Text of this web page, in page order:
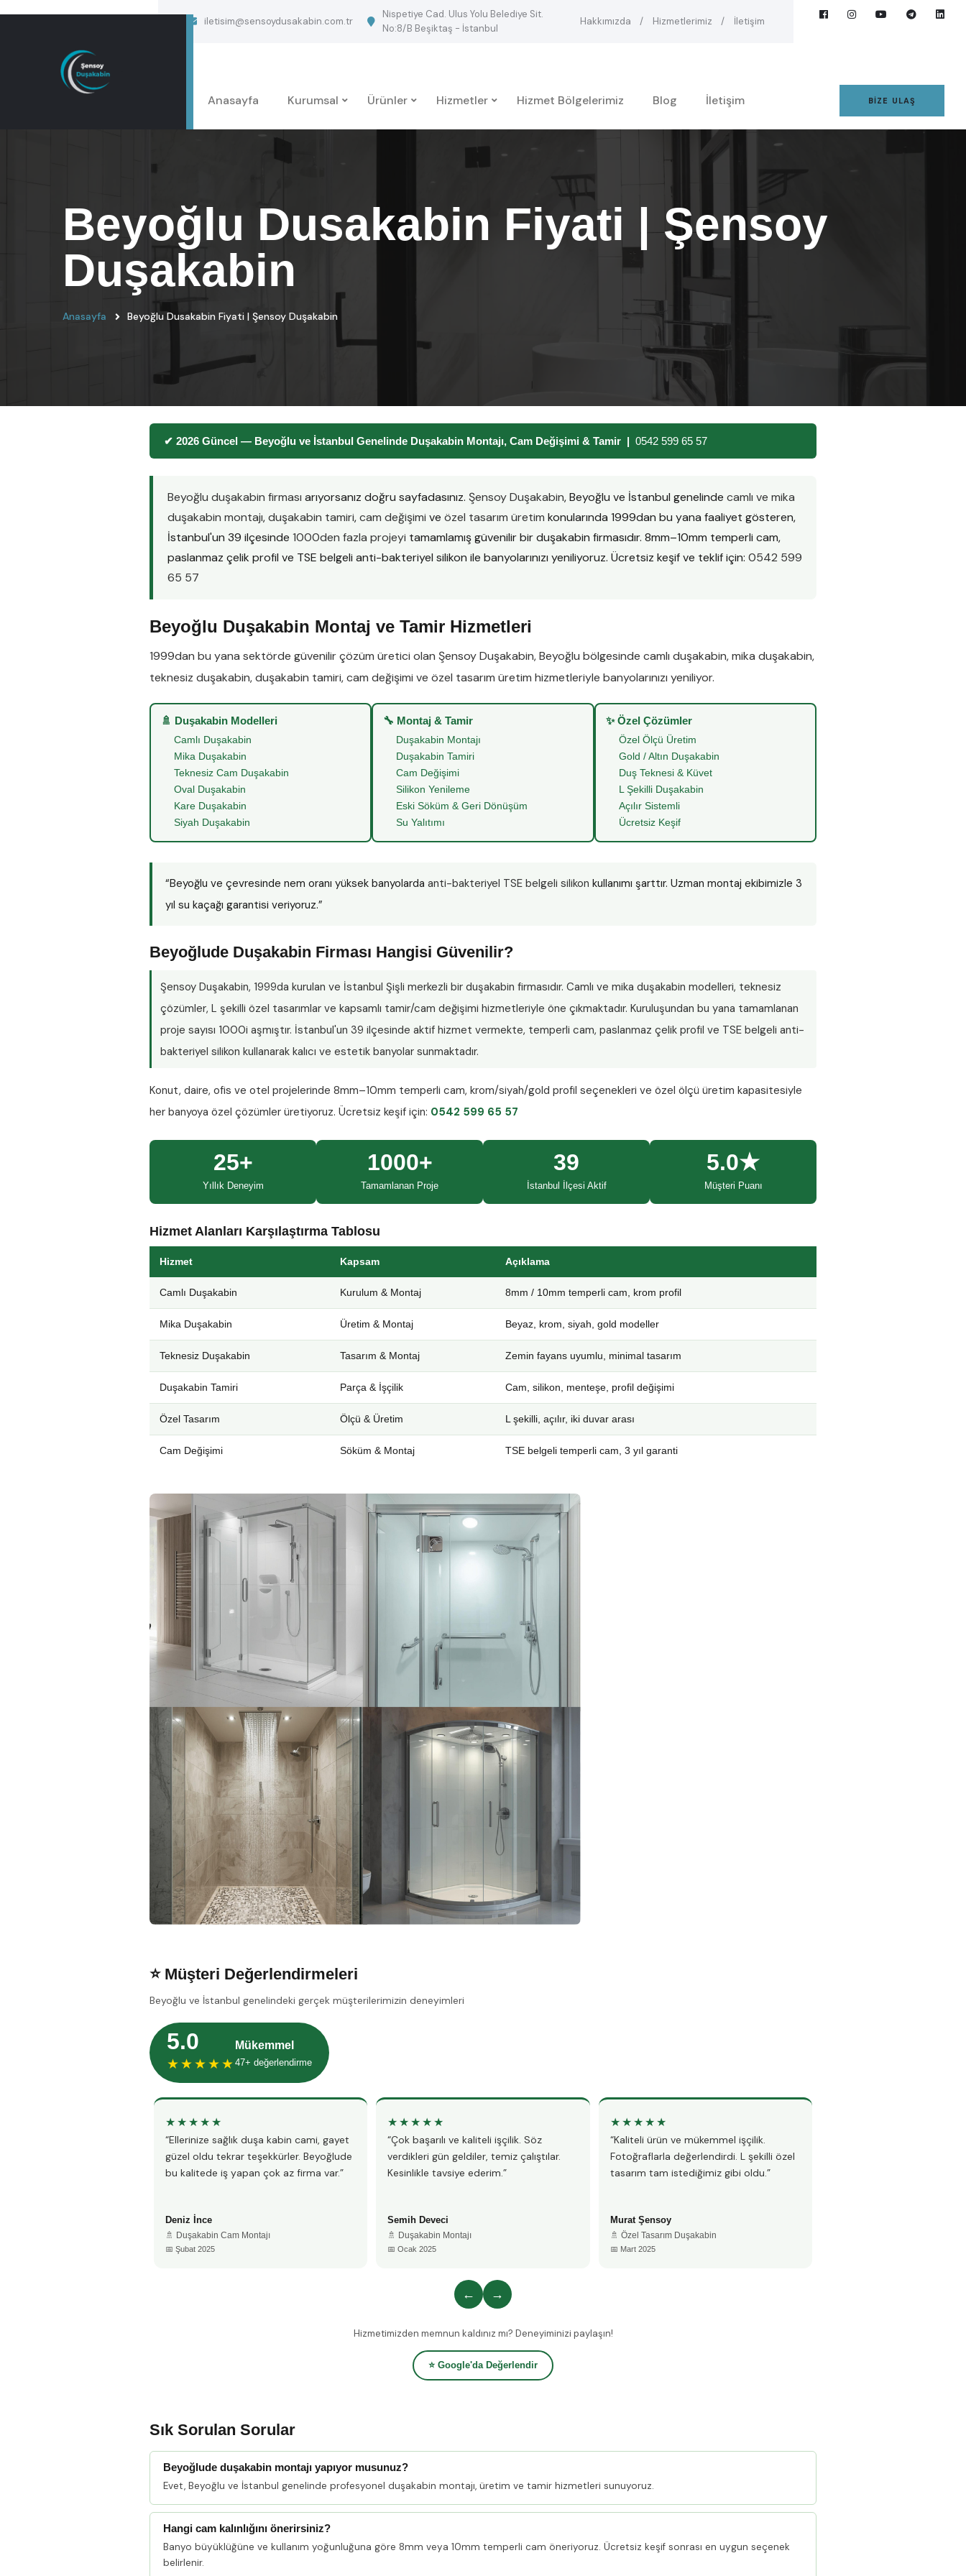
iletisim@sensoydusakabin.com.tr
Nispetiye Cad. Ulus Yolu Belediye Sit.
No:8/B Beşiktaş - İstanbul
Hakkımızda Hizmetlerimiz İletişim
Anasayfa Kurumsal Ürünler Hizmetler Hizmet Bölgelerimiz Blog İletişim BIZE ULAŞ
Beyoğlu Dusakabin Fiyati | Şensoy
Duşakabin
Anasayfa Beyoğlu Dusakabin Fiyati | Şensoy Duşakabin
✔ 2026 Güncel — Beyoğlu ve İstanbul Genelinde Duşakabin Montajı, Cam Değişimi & Tamir | 0542 599 65 57
Beyoğlu duşakabin firması arıyorsanız doğru sayfadasınız. Şensoy Duşakabin, Beyoğlu ve İstanbul genelinde camlı ve mika
duşakabin montajı,duşakabin tamiri,cam değişimi ve özel tasarım üretim konularında 1999dan bu yana faaliyet gösteren,
İstanbul'un 39 ilçesinde 1000den fazla projeyi tamamlamış güvenilir bir duşakabin firmasıdır. 8mm–10mm temperli cam,
paslanmaz çelik profil ve TSE belgeli anti-bakteriyel silikon ile banyolarınızı yeniliyoruz. Ücretsiz keşif ve teklif için: 0542 599
65 57
Beyoğlu Duşakabin Montaj ve Tamir Hizmetleri
1999dan bu yana sektörde güvenilir çözüm üretici olan Şensoy Duşakabin,Beyoğlu bölgesinde camlı duşakabin,mika duşakabin,
teknesiz duşakabin,duşakabin tamiri,cam değişimi ve özel tasarım üretim hizmetleriyle banyolarınızı yeniliyor.
🚿 Duşakabin Modelleri
Camlı Duşakabin
Mika Duşakabin
Teknesiz Cam Duşakabin
Oval Duşakabin
Kare Duşakabin
Siyah Duşakabin
🔧 Montaj & Tamir
Duşakabin Montajı
Duşakabin Tamiri
Cam Değişimi
Silikon Yenileme
Eski Söküm & Geri Dönüşüm
Su Yalıtımı
✨ Özel Çözümler
Özel Ölçü Üretim
Gold / Altın Duşakabin
Duş Teknesi & Küvet
L Şekilli Duşakabin
Açılır Sistemli
Ücretsiz Keşif
“Beyoğlu ve çevresinde nem oranı yüksek banyolarda anti-bakteriyel TSE belgeli silikon kullanımı şarttır. Uzman montaj ekibimizle 3
yıl su kaçağı garantisi veriyoruz.”
Beyoğlude Duşakabin Firması Hangisi Güvenilir?
Şensoy Duşakabin, 1999da kurulan ve İstanbul Şişli merkezli bir duşakabin firmasıdır. Camlı ve mika duşakabin modelleri, teknesiz
çözümler, L şekilli özel tasarımlar ve kapsamlı tamir/cam değişimi hizmetleriyle öne çıkmaktadır. Kuruluşundan bu yana tamamlanan
proje sayısı 1000i aşmıştır. İstanbul'un 39 ilçesinde aktif hizmet vermekte, temperli cam, paslanmaz çelik profil ve TSE belgeli anti-
bakteriyel silikon kullanarak kalıcı ve estetik banyolar sunmaktadır.
Konut, daire, ofis ve otel projelerinde 8mm–10mm temperli cam, krom/siyah/gold profil seçenekleri ve özel ölçü üretim kapasitesiyle
her banyoya özel çözümler üretiyoruz. Ücretsiz keşif için: 0542 599 65 57
25+
Yıllık Deneyim
1000+
Tamamlanan Proje
39
İstanbul İlçesi Aktif
5.0★
Müşteri Puanı
Hizmet Alanları Karşılaştırma Tablosu
Hizmet Kapsam Açıklama
Camlı Duşakabin Kurulum & Montaj 8mm / 10mm temperli cam, krom profil
Mika Duşakabin Üretim & Montaj Beyaz, krom, siyah, gold modeller
Teknesiz Duşakabin Tasarım & Montaj Zemin fayans uyumlu, minimal tasarım
Duşakabin Tamiri Parça & İşçilik Cam, silikon, menteşe, profil değişimi
Özel Tasarım Ölçü & Üretim L şekilli, açılır, iki duvar arası
Cam Değişimi Söküm & Montaj TSE belgeli temperli cam, 3 yıl garanti
⭐ Müşteri Değerlendirmeleri
Beyoğlu ve İstanbul genelindeki gerçek müşterilerimizin deneyimleri
5.0
★★★★★
Mükemmel
47+ değerlendirme
★★★★★
“Ellerinize sağlık duşa kabin cami, gayet
güzel oldu tekrar teşekkürler. Beyoğlude
bu kalitede iş yapan çok az firma var.”
Deniz İnce
🚿 Duşakabin Cam Montajı
📅 Şubat 2025
★★★★★
“Çok başarılı ve kaliteli işçilik. Söz
verdikleri gün geldiler, temiz çalıştılar.
Kesinlikle tavsiye ederim.”
Semih Deveci
🚿 Duşakabin Montajı
📅 Ocak 2025
★★★★★
“Kaliteli ürün ve mükemmel işçilik.
Fotoğraflarla değerlendirdi. L şekilli özel
tasarım tam istediğimiz gibi oldu.”
Murat Şensoy
🚿 Özel Tasarım Duşakabin
📅 Mart 2025
← →
Hizmetimizden memnun kaldınız mı? Deneyiminizi paylaşın!
⭐ Google'da Değerlendir
Sık Sorulan Sorular
Beyoğlude duşakabin montajı yapıyor musunuz?
Evet, Beyoğlu ve İstanbul genelinde profesyonel duşakabin montajı, üretim ve tamir hizmetleri sunuyoruz.
Hangi cam kalınlığını önerirsiniz?
Banyo büyüklüğüne ve kullanım yoğunluğuna göre 8mm veya 10mm temperli cam öneriyoruz. Ücretsiz keşif sonrası en uygun seçenek
belirlenir.